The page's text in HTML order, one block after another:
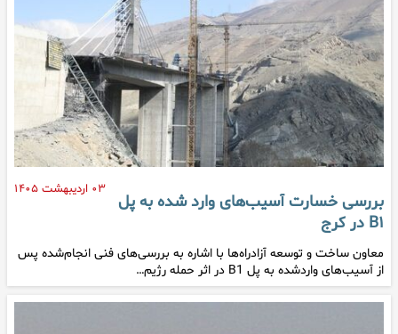
۰۳ اردیبهشت ۱۴۰۵
بررسی خسارت آسیب‌های وارد شده به پل
B۱ در کرج
معاون ساخت و توسعه آزادراه‌ها با اشاره به بررسی‌های فنی انجام‌شده پس
از آسیب‌های واردشده به پل B1 در اثر حمله رژیم…